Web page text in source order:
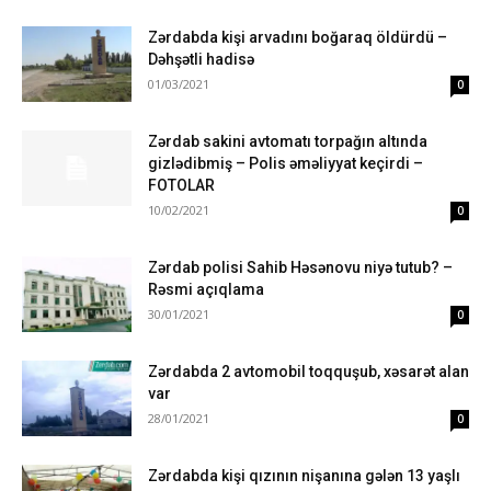
Zərdabda kişi arvadını boğaraq öldürdü –
Dəhşətli hadisə
01/03/2021 0
Zərdab sakini avtomatı torpağın altında
gizlədibmiş – Polis əməliyyat keçirdi –
FOTOLAR
10/02/2021 0
Zərdab polisi Sahib Həsənovu niyə tutub? –
Rəsmi açıqlama
30/01/2021 0
Zərdabda 2 avtomobil toqquşub, xəsarət alan
var
28/01/2021 0
Zərdabda kişi qızının nişanına gələn 13 yaşlı